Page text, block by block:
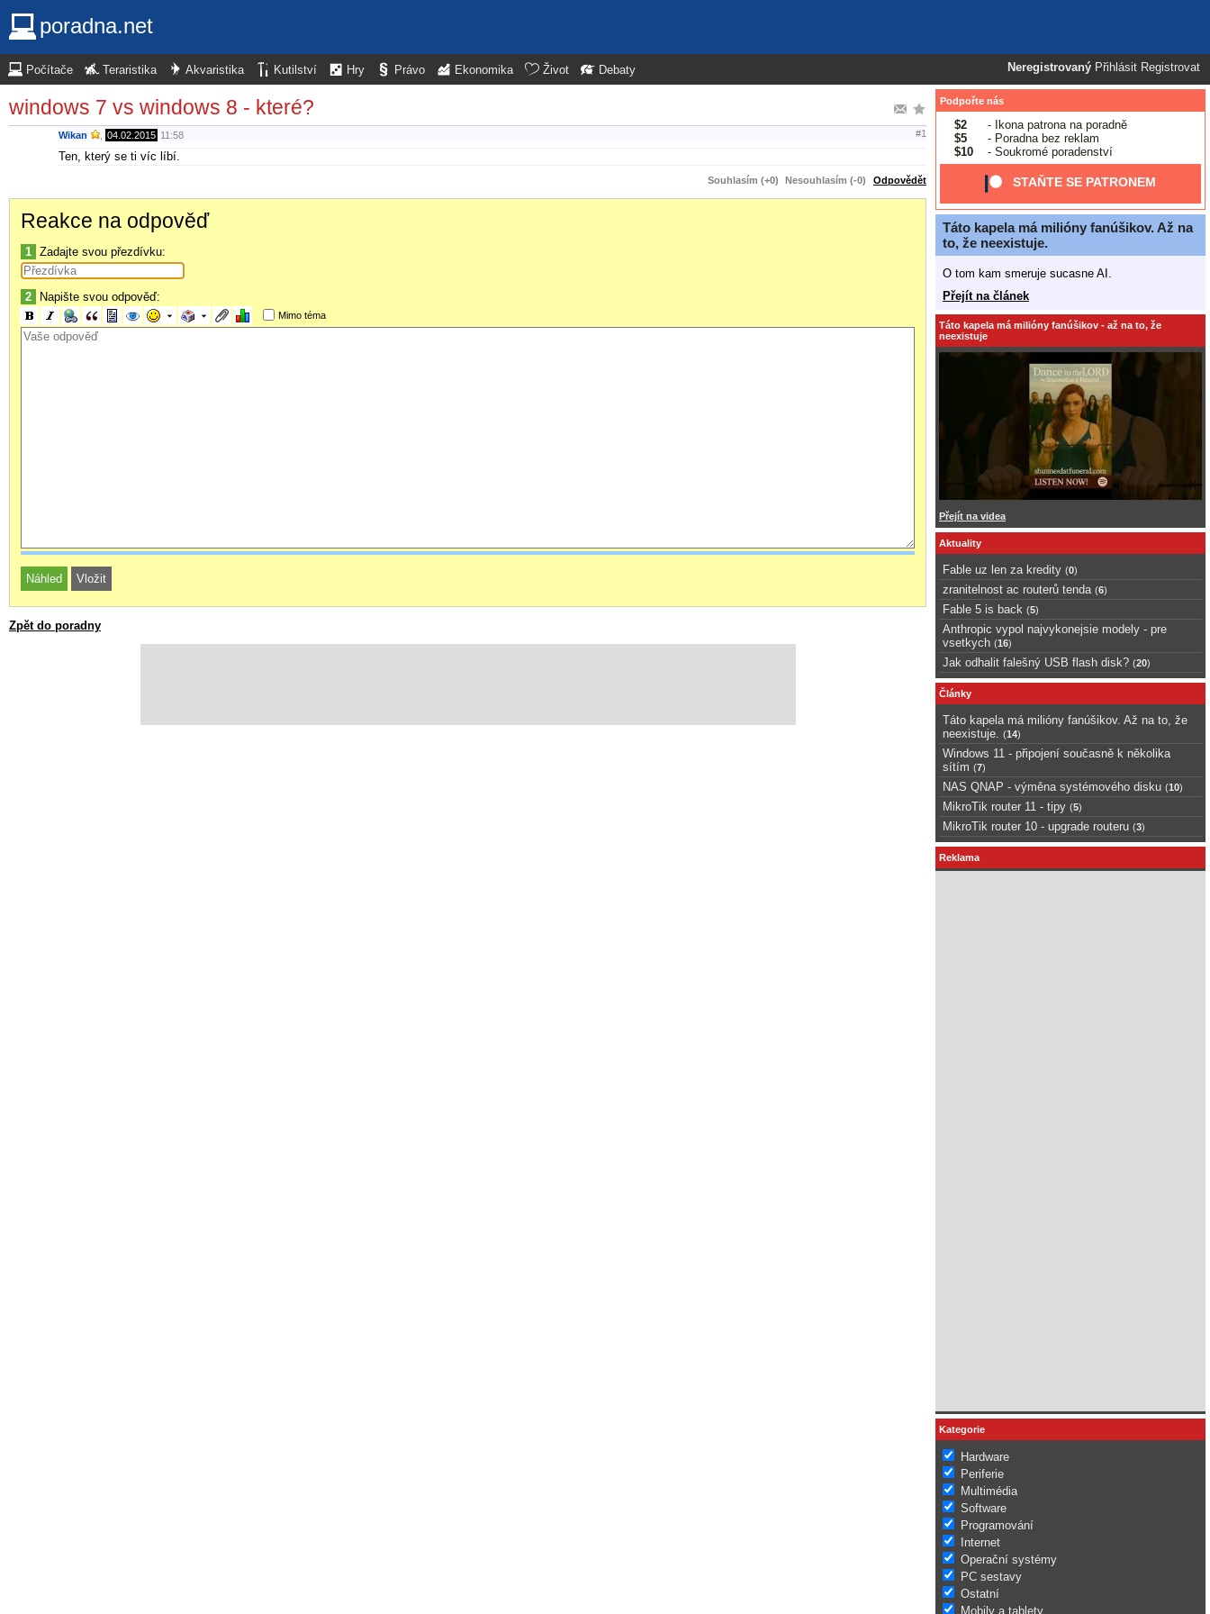
poradna.net
Neregistrovaný Přihlásit Registrovat
Počítače Teraristika Akvaristika Kutilství Hry Právo Ekonomika Život Debaty
windows 7 vs windows 8 - které?
Wikan 04.02.2015 11:58 #1
Ten, který se ti víc líbí.
Souhlasím (+0) Nesouhlasím (-0) Odpovědět
Reakce na odpověď
1 Zadajte svou přezdívku:
2 Napište svou odpověď:
Mimo téma
Zpět do poradny
Podpořte nás
$2
- Ikona patrona na poradně
$5
- Poradna bez reklam
$10
- Soukromé poradenství
STAŇTE SE PATRONEM
Táto kapela má milióny fanúšikov. Až na
to, že neexistuje.
O tom kam smeruje sucasne AI.
Přejít na článek
Táto kapela má milióny fanúšikov - až na to, že
neexistuje
Přejít na videa
Aktuality
Fable uz len za kredity (0)
zranitelnost ac routerů tenda (6)
Fable 5 is back (5)
Anthropic vypol najvykonejsie modely - pre
vsetkych (16)
Jak odhalit falešný USB flash disk? (20)
Články
Táto kapela má milióny fanúšikov. Až na to, že
neexistuje.
(14)
Windows 11 - připojení současně k několika
sítím (7)
NAS QNAP - výměna systémového disku (10)
MikroTik router 11 - tipy (5)
MikroTik router 10 - upgrade routeru (3)
Reklama
Kategorie
Hardware
Periferie
Multimédia
Software
Programování
Internet
Operační systémy
PC sestavy
Ostatní
Mobily a tablety